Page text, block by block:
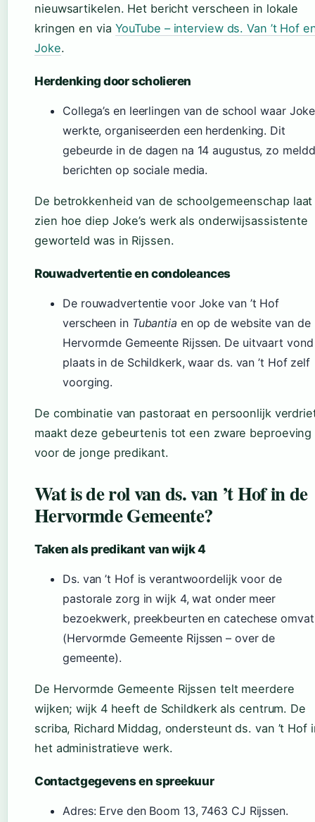
nieuwsartikelen. Het bericht verscheen in lokale
kringen en via YouTube – interview ds. Van ’t Hof
Joke.
Herdenking door scholieren
Collega’s en leerlingen van de school waar Joke
werkte, organiseerden een herdenking. Dit
gebeurde in de dagen na 14 augustus, zo
berichten op sociale media.
De betrokkenheid van de schoolgemeenschap laat
zien hoe diep Joke’s werk als onderwijsassistente
geworteld was in Rijssen.
Rouwadvertentie en condoleances
De rouwadvertentie voor Joke van ’t Hof
verscheen in Tubantia en op de website van de
Hervormde Gemeente Rijssen. De uitvaart vond
plaats in de Schildkerk, waar ds. van ’t Hof zelf
voorging.
De combinatie van pastoraat en persoonlijk
maakt deze gebeurtenis tot een zware beproeving
voor de jonge predikant.
Wat is de rol van ds. van ’t Hof in de
Hervormde Gemeente?
Taken als predikant van wijk 4
Ds. van ’t Hof is verantwoordelijk voor de
pastorale zorg in wijk 4, wat onder meer
bezoekwerk, preekbeurten en catechese omvat
(Hervormde Gemeente Rijssen – over de
gemeente).
De Hervormde Gemeente Rijssen telt meerdere
wijken; wijk 4 heeft de Schildkerk als centrum. De
scriba, Richard Middag, ondersteunt ds. van ’t Hof
het administratieve werk.
Contactgegevens en spreekuur
Adres: Erve den Boom 13, 7463 CJ Rijssen.